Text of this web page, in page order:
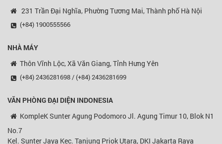
231 Trần Đại Nghĩa, Phường Tương Mai, Thành phố Hà Nội
(+84) 1900555566
NHÀ MÁY
Thôn Vĩnh Lộc, Xã Văn Giang, Tỉnh Hưng Yên
(+84) 2436281698 / (+84) 2436281699
VĂN PHÒNG ĐẠI DIỆN INDONESIA
KompleK Sunter Agung Podomoro Jl. Agung Timur 10, Blok N1
No.7
Kel. Sunter Jaya Kec. Tanjung Priok Utara, DKI Jakarta Raya